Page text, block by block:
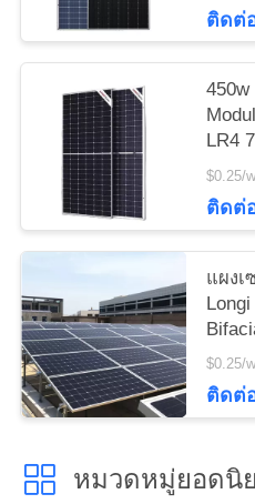
ติดต่
450w
LR4
ติดต่
แผง
ขายส่ง
ติดต่
หมวดหมู่ยอดนิ